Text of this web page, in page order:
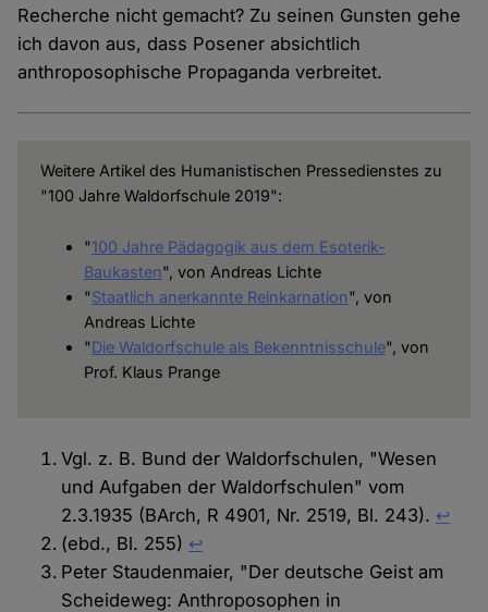
Recherche nicht gemacht? Zu seinen Gunsten gehe
ich davon aus, dass Posener absichtlich
anthroposophische Propaganda verbreitet.
Weitere Artikel des Humanistischen Pressedienstes zu
"100 Jahre Waldorfschule 2019":
"100 Jahre Pädagogik aus dem Esoterik-
Baukasten", von Andreas Lichte
"Staatlich anerkannte Reinkarnation", von
Andreas Lichte
"Die Waldorfschule als Bekenntnisschule", von
Prof. Klaus Prange
Vgl. z. B. Bund der Waldorfschulen, "Wesen
und Aufgaben der Waldorfschulen" vom
2.3.1935 (BArch, R 4901, Nr. 2519, Bl. 243). ↩︎
(ebd., Bl. 255) ↩︎
Peter Staudenmaier, "Der deutsche Geist am
Scheideweg: Anthroposophen in